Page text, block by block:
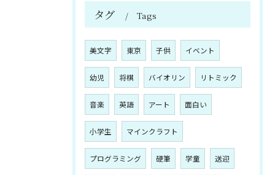
タグ Tags
美文字 東京 子供 イベント
幼児 将棋 バイオリン リトミック
音楽 英語 アート 面白い
小学生 マインクラフト
プログラミング 硬筆 学童 送迎